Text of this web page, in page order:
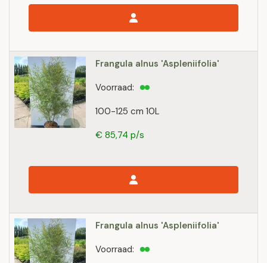
Frangula alnus 'Aspleniifolia'
100-125 cm 10L
Voorraad:
€ 85,74 p/s
Frangula alnus 'Aspleniifolia'
Voorraad: